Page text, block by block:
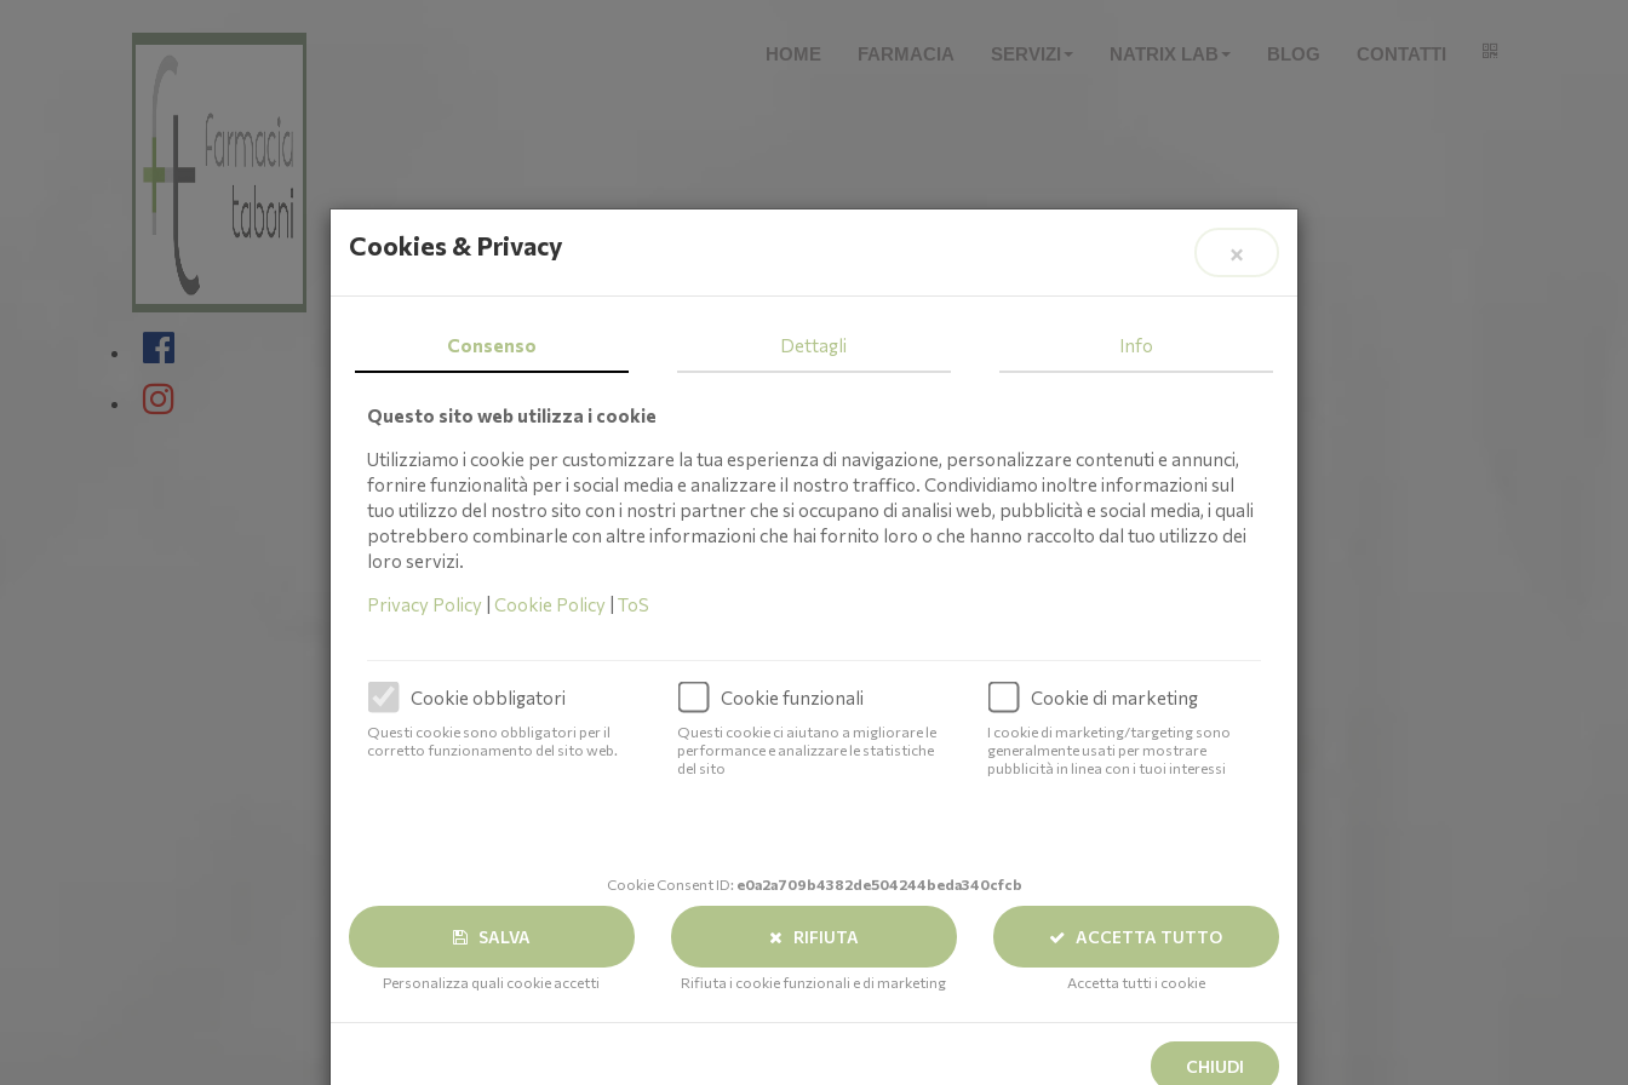
HOME FARMACIA SERVIZI NATRIX LAB BLOG CONTATTI
×
Cookies & Privacy
Consenso Dettagli Info
Questo sito web utilizza i cookie
Utilizziamo i cookie per customizzare la tua esperienza di navigazione, personalizzare contenuti e annunci,
fornire funzionalità per i social media e analizzare il nostro traffico. Condividiamo inoltre informazioni sul
tuo utilizzo del nostro sito con i nostri partner che si occupano di analisi web, pubblicità e social media, i quali
potrebbero combinarle con altre informazioni che hai fornito loro o che hanno raccolto dal tuo utilizzo dei
loro servizi.
Privacy Policy
Cookie Policy ToS
Cookie obbligatori
Questi cookie sono obbligatori per il
corretto funzionamento del sito web.
Cookie funzionali
Questi cookie ci aiutano a migliorare le
performance e analizzare le statistiche
del sito
Cookie di marketing
I cookie di marketing/targeting sono
generalmente usati per mostrare
pubblicità in linea con i tuoi interessi
Cookie Consent ID: e0a2a709b4382de504244beda340cfcb
SALVA
Personalizza quali cookie accetti
RIFIUTA
Rifiuta i cookie funzionali e di marketing
ACCETTA TUTTO
Accetta tutti i cookie
CHIUDI